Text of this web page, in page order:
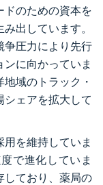
ドのための資本を
出しています。
争圧力により先行
に向かっていま
域のトラック・
ェアを拡大して
を維持していま
で進化していま
しており、薬局の